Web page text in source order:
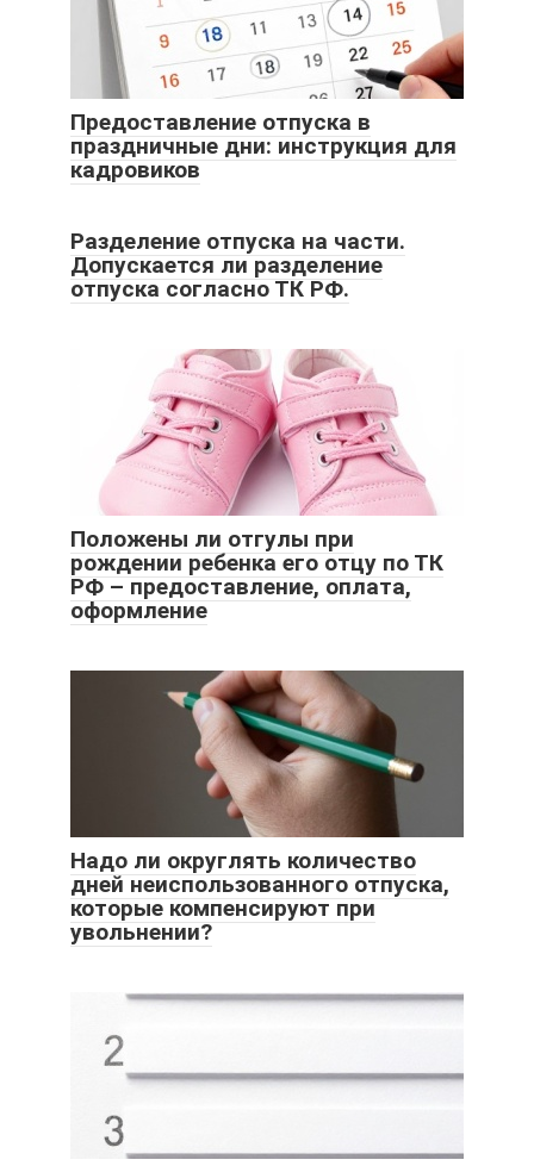
Предоставление отпуска в
праздничные дни: инструкция для
кадровиков
Разделение отпуска на части.
Допускается ли разделение
отпуска согласно ТК РФ.
Положены ли отгулы при
рождении ребенка его отцу по ТК
РФ – предоставление, оплата,
оформление
Надо ли округлять количество
дней неиспользованного отпуска,
которые компенсируют при
увольнении?